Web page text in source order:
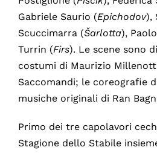
Gabriele Saurio (Epichodov),
Scuccimarra (Šarlotta),
Turrin (Firs). Le scene sono
costumi di Maurizio
Saccomandi; le coreografie
musiche originali di Ran
Primo dei tre capolavori
Stagione dello Stabile